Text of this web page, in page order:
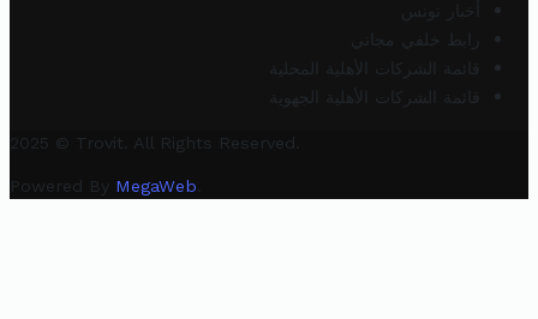
أخبار تونس
رابط خلفي مجاني
قائمة الشركات الأهلية المحلية
قائمة الشركات الأهلية الجهوية
2025 © Trovit. All Rights Reserved.
Powered By MegaWeb